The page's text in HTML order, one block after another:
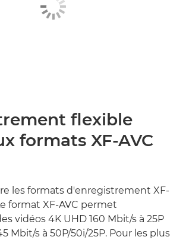
flexible
formats XF-AVC
les formats d'enregistrement XF-
format XF-AVC permet
vidéos 4K UHD 160 Mbit/s à 25P
Mbit/s à 50P/50i/25P. Pour les plus